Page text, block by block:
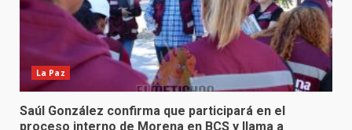
La Paz
Saúl González confirma que participará en el
proceso interno de Morena en BCS y llama a